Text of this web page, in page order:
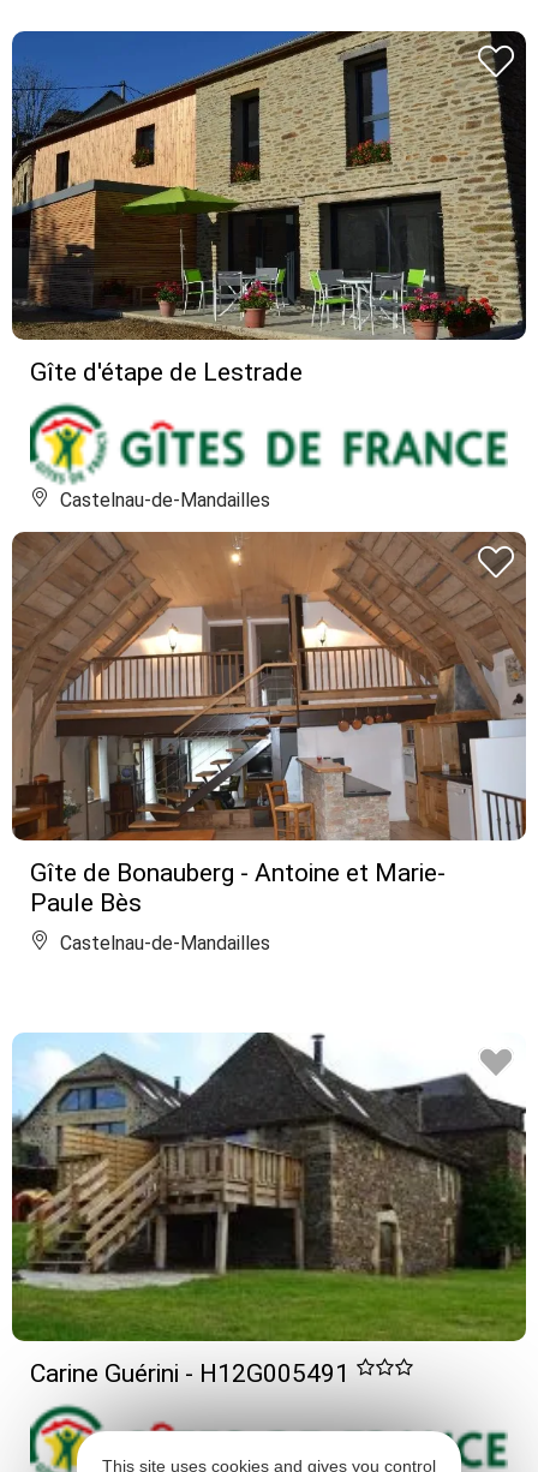
Gîte d'étape de Lestrade
Castelnau-de-Mandailles
Gîte de Bonauberg - Antoine et Marie-
Paule Bès
Castelnau-de-Mandailles
Carine Guérini - H12G005491
This site uses cookies and gives you control